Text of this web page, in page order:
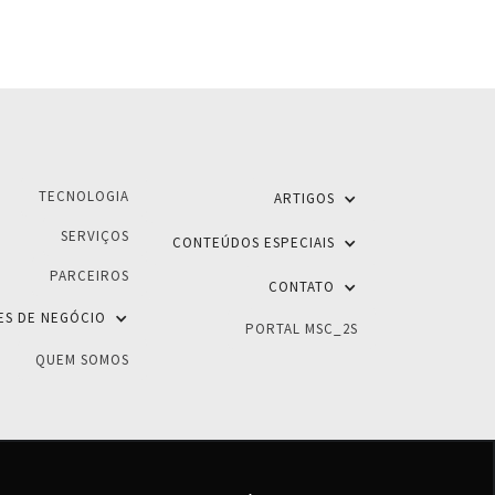
TECNOLOGIA
SERVIÇOS
PARCEIROS
DE NEGÓCIO
QUEM SOMOS
ARTIGOS
CONTEÚDOS ESPECIAIS
CONTATO
PORTAL MSC_2S